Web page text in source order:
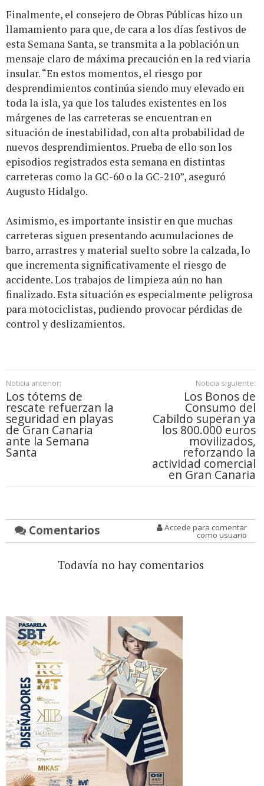
Finalmente, el consejero de Obras Públicas hizo un
llamamiento para que, de cara a los días festivos de
esta Semana Santa, se transmita a la población un
mensaje claro de máxima precaución en la red viaria
insular. “En estos momentos, el riesgo por
desprendimientos continúa siendo muy elevado en
toda la isla, ya que los taludes existentes en los
márgenes de las carreteras se encuentran en
situación de inestabilidad, con alta probabilidad de
nuevos desprendimientos. Prueba de ello son los
episodios registrados esta semana en distintas
carreteras como la GC-60 o la GC-210”, aseguró
Augusto Hidalgo.
Asimismo, es importante insistir en que muchas
carreteras siguen presentando acumulaciones de
barro, arrastres y material suelto sobre la calzada, lo
que incrementa significativamente el riesgo de
accidente. Los trabajos de limpieza aún no han
finalizado. Esta situación es especialmente peligrosa
para motociclistas, pudiendo provocar pérdidas de
control y deslizamientos.
Noticia anterior:
Los tótems de
rescate refuerzan la
seguridad en playas
de Gran Canaria
ante la Semana
Santa
Noticia siguiente:
Los Bonos de
Consumo del
Cabildo superan ya
los 800.000 euros
movilizados,
reforzando la
actividad comercial
en Gran Canaria
Comentarios Accede para comentar
como usuario
Todavía no hay comentarios